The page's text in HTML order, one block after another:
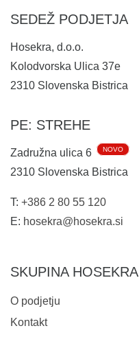
SEDEŽ PODJETJA
Hosekra, d.o.o.
Kolodvorska Ulica 37e
2310 Slovenska Bistrica
PE: STREHE
Zadružna ulica 6 NOVO
2310 Slovenska Bistrica
T: +386 2 80 55 120
E: hosekra@hosekra.si
SKUPINA HOSEKRA
O podjetju
Kontakt